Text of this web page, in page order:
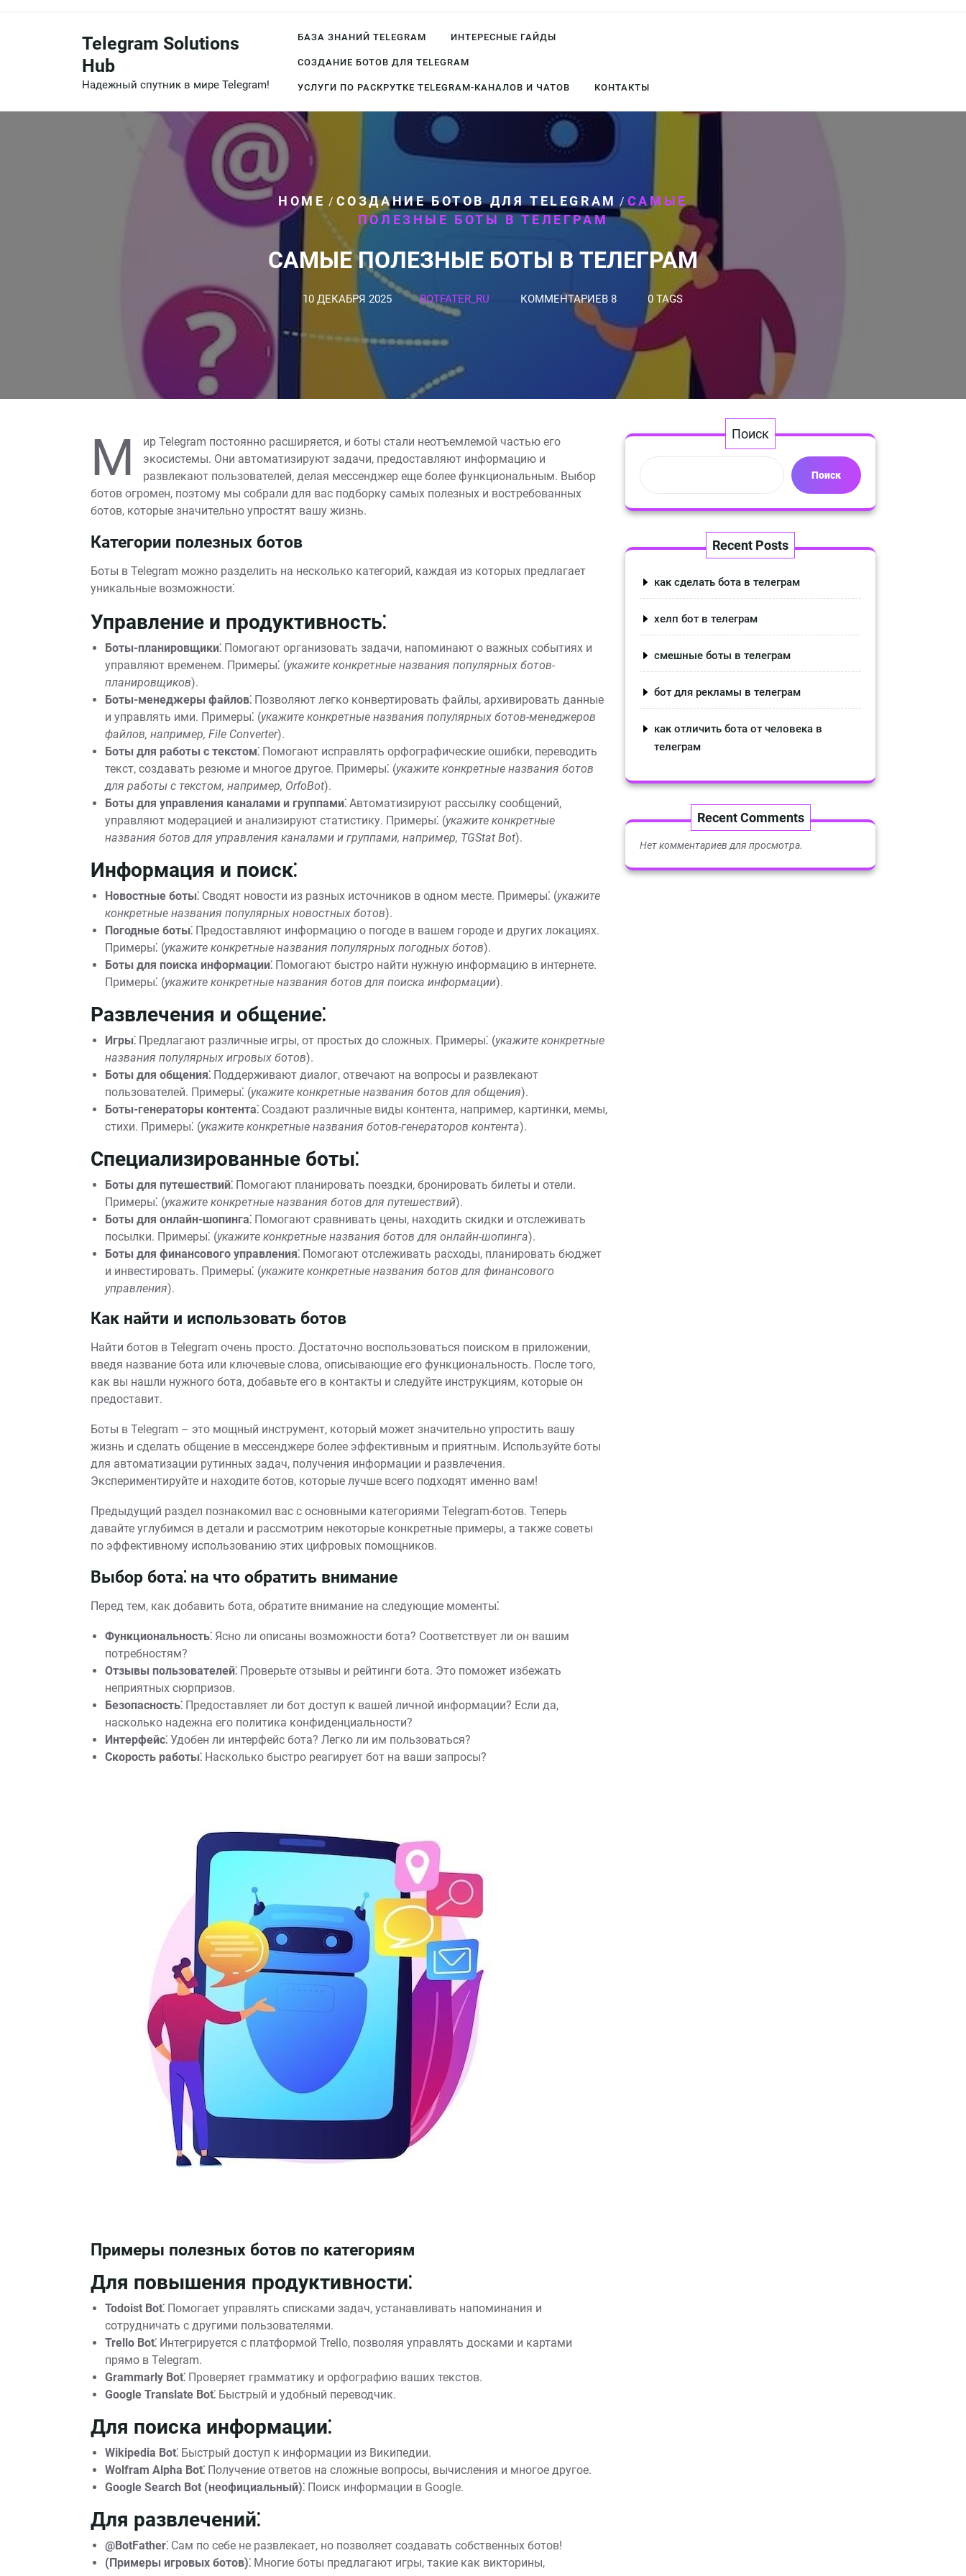
Telegram Solutions
Hub
Надежный спутник в мире Telegram!
БАЗА ЗНАНИЙ TELEGRAM ИНТЕРЕСНЫЕ ГАЙДЫ
СОЗДАНИЕ БОТОВ ДЛЯ TELEGRAM
УСЛУГИ ПО РАСКРУТКЕ TELEGRAM-КАНАЛОВ И ЧАТОВ КОНТАКТЫ
HOME / СОЗДАНИЕ БОТОВ ДЛЯ TELEGRAM /САМЫЕ
ПОЛЕЗНЫЕ БОТЫ В ТЕЛЕГРАМ
САМЫЕ ПОЛЕЗНЫЕ БОТЫ В ТЕЛЕГРАМ
10 ДЕКАБРЯ 2025 BOTFATER_RU КОММЕНТАРИЕВ 8 0 TAGS
М
ир Telegram постоянно расширяется, и боты стали неотъемлемой частью его
экосистемы. Они автоматизируют задачи, предоставляют информацию и
развлекают пользователей, делая мессенджер еще более функциональным. Выбор
ботов огромен, поэтому мы собрали для вас подборку самых полезных и востребованных
ботов, которые значительно упростят вашу жизнь.
Категории полезных ботов
Боты в Telegram можно разделить на несколько категорий, каждая из которых предлагает
уникальные возможности⁚
Управление и продуктивность⁚
Боты-планировщики⁚ Помогают организовать задачи, напоминают о важных событиях и
управляют временем. Примеры⁚ (укажите конкретные названия популярных ботов-
планировщиков).
Боты-менеджеры файлов⁚ Позволяют легко конвертировать файлы, архивировать данные
и управлять ими. Примеры⁚ (укажите конкретные названия популярных ботов-менеджеров
файлов, например, File Converter).
Боты для работы с текстом⁚ Помогают исправлять орфографические ошибки, переводить
текст, создавать резюме и многое другое. Примеры⁚ (укажите конкретные названия ботов
для работы с текстом, например, OrfoBot).
Боты для управления каналами и группами⁚ Автоматизируют рассылку сообщений,
управляют модерацией и анализируют статистику. Примеры⁚ (укажите конкретные
названия ботов для управления каналами и группами, например, TGStat Bot).
Информация и поиск⁚
Новостные боты⁚ Сводят новости из разных источников в одном месте. Примеры⁚ (укажите
конкретные названия популярных новостных ботов).
Погодные боты⁚ Предоставляют информацию о погоде в вашем городе и других локациях.
Примеры⁚ (укажите конкретные названия популярных погодных ботов).
Боты для поиска информации⁚ Помогают быстро найти нужную информацию в интернете.
Примеры⁚ (укажите конкретные названия ботов для поиска информации).
Развлечения и общение⁚
Игры⁚ Предлагают различные игры, от простых до сложных. Примеры⁚ (укажите конкретные
названия популярных игровых ботов).
Боты для общения⁚ Поддерживают диалог, отвечают на вопросы и развлекают
пользователей. Примеры⁚ (укажите конкретные названия ботов для общения).
Боты-генераторы контента⁚ Создают различные виды контента, например, картинки, мемы,
стихи. Примеры⁚ (укажите конкретные названия ботов-генераторов контента).
Специализированные боты⁚
Боты для путешествий⁚ Помогают планировать поездки, бронировать билеты и отели.
Примеры⁚ (укажите конкретные названия ботов для путешествий).
Боты для онлайн-шопинга⁚ Помогают сравнивать цены, находить скидки и отслеживать
посылки. Примеры⁚ (укажите конкретные названия ботов для онлайн-шопинга).
Боты для финансового управления⁚ Помогают отслеживать расходы, планировать бюджет
и инвестировать. Примеры⁚ (укажите конкретные названия ботов для финансового
управления).
Как найти и использовать ботов
Найти ботов в Telegram очень просто. Достаточно воспользоваться поиском в приложении,
введя название бота или ключевые слова, описывающие его функциональность. После того,
как вы нашли нужного бота, добавьте его в контакты и следуйте инструкциям, которые он
предоставит.
Боты в Telegram – это мощный инструмент, который может значительно упростить вашу
жизнь и сделать общение в мессенджере более эффективным и приятным. Используйте боты
для автоматизации рутинных задач, получения информации и развлечения.
Экспериментируйте и находите ботов, которые лучше всего подходят именно вам!
Предыдущий раздел познакомил вас с основными категориями Telegram-ботов. Теперь
давайте углубимся в детали и рассмотрим некоторые конкретные примеры, а также советы
по эффективному использованию этих цифровых помощников.
Выбор бота⁚ на что обратить внимание
Перед тем, как добавить бота, обратите внимание на следующие моменты⁚
Функциональность⁚ Ясно ли описаны возможности бота? Соответствует ли он вашим
потребностям?
Отзывы пользователей⁚ Проверьте отзывы и рейтинги бота. Это поможет избежать
неприятных сюрпризов.
Безопасность⁚ Предоставляет ли бот доступ к вашей личной информации? Если да,
насколько надежна его политика конфиденциальности?
Интерфейс⁚ Удобен ли интерфейс бота? Легко ли им пользоваться?
Скорость работы⁚ Насколько быстро реагирует бот на ваши запросы?
Примеры полезных ботов по категориям
Для повышения продуктивности⁚
Todoist Bot⁚ Помогает управлять списками задач, устанавливать напоминания и
сотрудничать с другими пользователями.
Trello Bot⁚ Интегрируется с платформой Trello, позволяя управлять досками и картами
прямо в Telegram.
Grammarly Bot⁚ Проверяет грамматику и орфографию ваших текстов.
Google Translate Bot⁚ Быстрый и удобный переводчик.
Для поиска информации⁚
Wikipedia Bot⁚ Быстрый доступ к информации из Википедии.
Wolfram Alpha Bot⁚ Получение ответов на сложные вопросы, вычисления и многое другое.
Google Search Bot (неофициальный)⁚ Поиск информации в Google.
Для развлечений⁚
@BotFather⁚ Сам по себе не развлекает, но позволяет создавать собственных ботов!
(Примеры игровых ботов)⁚ Многие боты предлагают игры, такие как викторины,
Поиск
Поиск
Recent Posts
как сделать бота в телеграм
хелп бот в телеграм
смешные боты в телеграм
бот для рекламы в телеграм
как отличить бота от человека в
телеграм
Recent Comments
Нет комментариев для просмотра.